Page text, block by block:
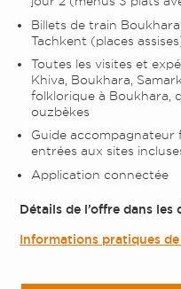
Billets de train
Tachkent (places
Toutes les visites et
Khiva, Boukhara,
folklorique à Boukhara,
ouzbèkes
Guide
entrées aux sites
Application connectée
Détails de l’offre dans
Informations pratiques